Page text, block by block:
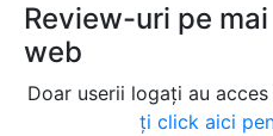
Review-uri pe
web
Doar userii logați au
ți click aici